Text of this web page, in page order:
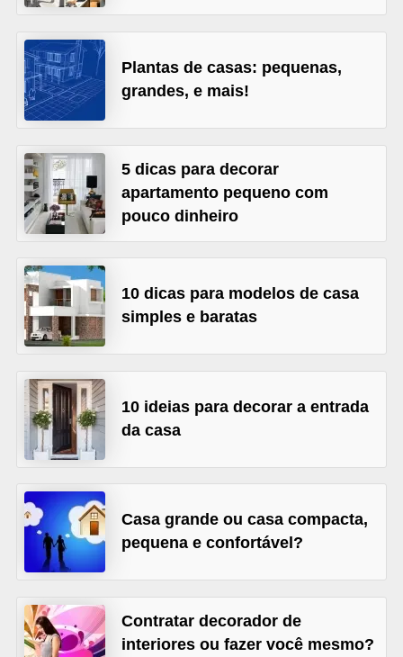
Plantas de casas: pequenas,
grandes, e mais!
5 dicas para decorar
apartamento pequeno com
pouco dinheiro
10 dicas para modelos de casa
simples e baratas
10 ideias para decorar a entrada
da casa
Casa grande ou casa compacta,
pequena e confortável?
Contratar decorador de
interiores ou fazer você mesmo?
m
ó
v
e
l
C
o
n
s
t
r
u
i
r
e
r
f
o
r
a
r